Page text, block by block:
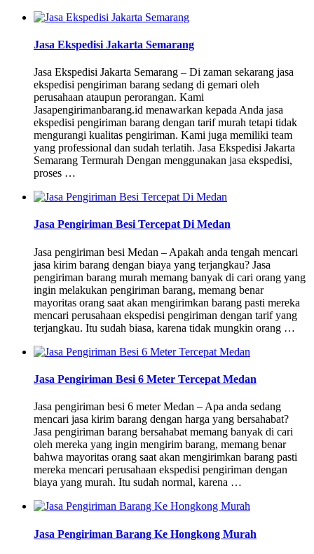
Jasa Ekspedisi Jakarta Semarang
Jasa Ekspedisi Jakarta Semarang – Di zaman sekarang jasa
ekspedisi pengiriman barang sedang di gemari oleh
perusahaan ataupun perorangan. Kami
Jasapengirimanbarang.id menawarkan kepada Anda jasa
ekspedisi pengiriman barang dengan tarif murah tetapi tidak
mengurangi kualitas pengiriman. Kami juga memiliki team
yang professional dan sudah terlatih. Jasa Ekspedisi Jakarta
Semarang Termurah Dengan menggunakan jasa ekspedisi,
proses …
Jasa Pengiriman Besi Tercepat Di Medan
Jasa pengiriman besi Medan – Apakah anda tengah mencari
jasa kirim barang dengan biaya yang terjangkau? Jasa
pengiriman barang murah memang banyak di cari orang yang
ingin melakukan pengiriman barang, memang benar
mayoritas orang saat akan mengirimkan barang pasti mereka
mencari perusahaan ekspedisi pengiriman dengan tarif yang
terjangkau. Itu sudah biasa, karena tidak mungkin orang …
Jasa Pengiriman Besi 6 Meter Tercepat Medan
Jasa pengiriman besi 6 meter Medan – Apa anda sedang
mencari jasa kirim barang dengan harga yang bersahabat?
Jasa pengiriman barang bersahabat memang banyak di cari
oleh mereka yang ingin mengirim barang, memang benar
bahwa mayoritas orang saat akan mengirimkan barang pasti
mereka mencari perusahaan ekspedisi pengiriman dengan
biaya yang murah. Itu sudah normal, karena …
Jasa Pengiriman Barang Ke Hongkong Murah